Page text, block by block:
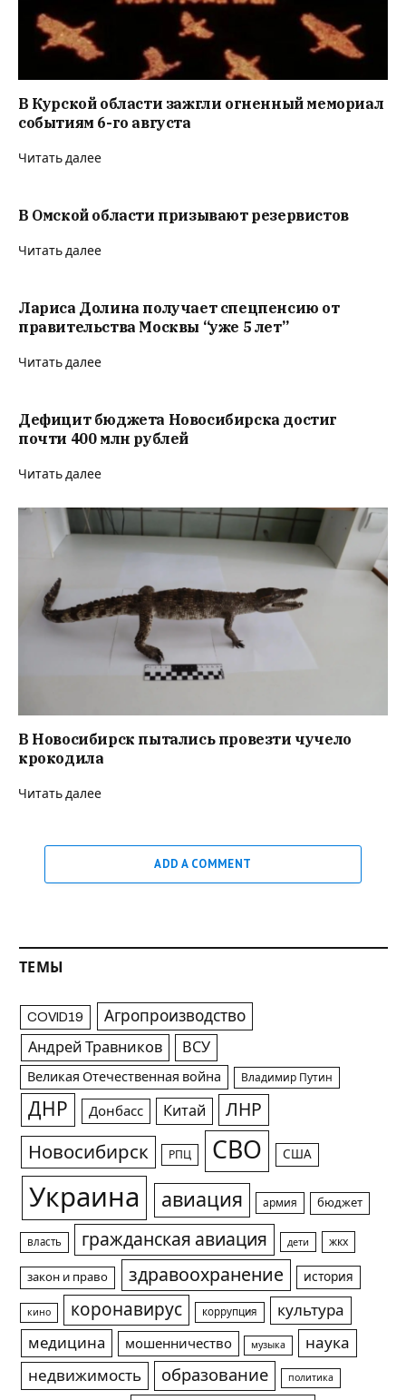
В Курской области зажгли огненный мемориал
событиям 6-го августа
Читать далее
В Омской области призывают резервистов
Читать далее
Лариса Долина получает спецпенсию от
правительства Москвы “уже 5 лет”
Читать далее
Дефицит бюджета Новосибирска достиг
почти 400 млн рублей
Читать далее
В Новосибирск пытались провезти чучело
крокодила
Читать далее
ADD A COMMENT
ТЕМЫ
COVID19 Агропроизводство
Андрей Травников ВСУ
Великая Отечественная война Владимир Путин
ДНР Донбасс Китай ЛНР
Новосибирск РПЦ СВО США
Украина авиация армия бюджет
власть гражданская авиация дети жкх
закон и право здравоохранение история
кино коронавирус коррупция
культура
медицина
мошенничество музыка
наука
недвижимость
образование политика